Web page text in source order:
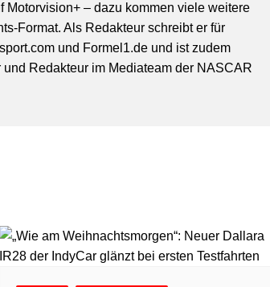
Motorvision+ – dazu kommen viele weitere
Format. Als Redakteur schreibt er für
und Formel1.de und ist zudem
und Redakteur im Mediateam der NASCAR